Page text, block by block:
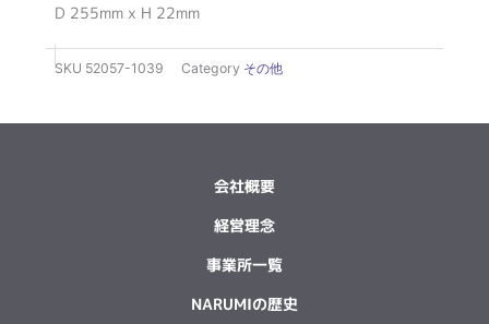
D 255mm x H 22mm
SKU 52057-1039 Category その他
会社概要
経営理念
事業所一覧
NARUMIの歴史